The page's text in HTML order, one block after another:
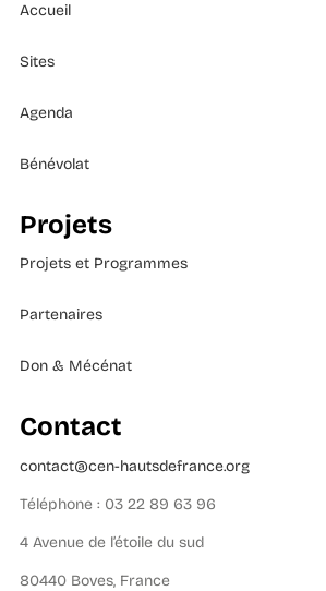
Accueil
Sites
Agenda
Bénévolat
Projets
Projets et Programmes
Partenaires
Don & Mécénat
Contact
contact@cen-hautsdefrance.org
Téléphone : 03 22 89 63 96
4 Avenue de l’étoile du sud
80440 Boves, France